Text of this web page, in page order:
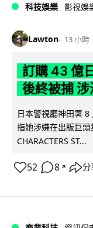
科技娛樂 影視娛
Lawton 13 小時
訂購 43 億
後終被捕
日本警視廳神田署 8
指她涉嫌在出版巨
CHARACTERS ST...
52 8 ↗ 分